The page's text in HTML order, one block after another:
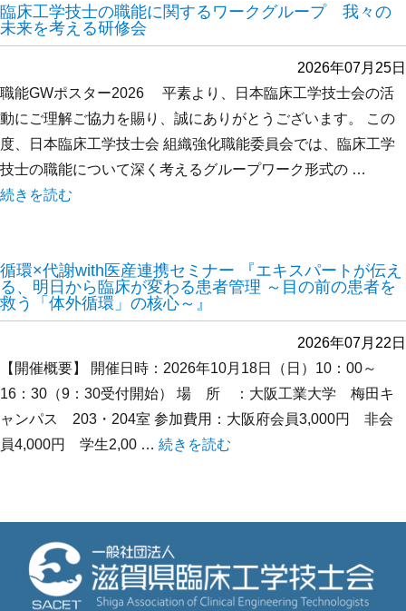
臨床工学技士の職能に関するワークグループ 我々の
未来を考える研修会
2026年07月25日
職能GWポスター2026 平素より、日本臨床工学技士会の活
動にご理解ご協力を賜り、誠にありがとうございます。 この
度、日本臨床工学技士会 組織強化職能委員会では、臨床工学
技士の職能について深く考えるグループワーク形式の …
“臨床工学技士の職能に関するワークグループ 我々の未来を
続きを読む
循環×代謝with医産連携セミナー 『エキスパートが伝え
る、明日から臨床が変わる患者管理 ～目の前の患者を
救う「体外循環」の核心～』
2026年07月22日
【開催概要】 開催日時：2026年10月18日（日）10：00～
16：30（9：30受付開始） 場 所 ：大阪工業大学 梅田キ
ャンパス 203・204室 参加費用：大阪府会員3,000円 非会
員4,000円 学生2,00 … “循環×代謝with医産連携セミナー 『
続きを読む